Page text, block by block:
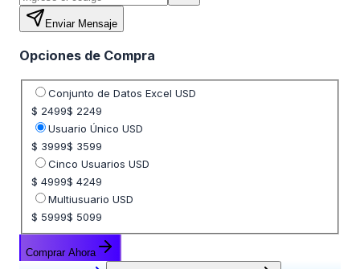
Enviar Mensaje
Opciones de Compra
Seleccione opción de precio
Conjunto de Datos Excel USD
$ 2499$ 2249
Usuario Único USD
$ 3999$ 3599
Cinco Usuarios USD
$ 4999$ 4249
Multiusuario USD
$ 5999$ 5099
Comprar Ahora